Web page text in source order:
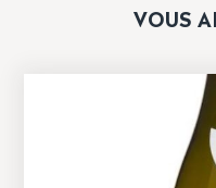
VOUS